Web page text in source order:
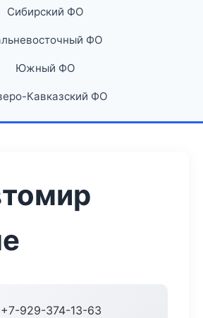
Сибирский ФО
ФО
Южный ФО
Кавказский ФО
+7-929-374-13-63